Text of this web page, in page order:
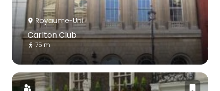
Royaume-Uni
Carlton Club
75 m